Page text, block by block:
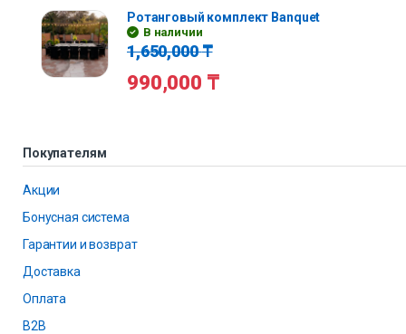
Ротанговый комплект Banquet
В наличии
1,650,000₸
990,000 ₸
Покупателям
Акции
Бонусная система
Гарантии и возврат
Доставка
Оплата
B2B